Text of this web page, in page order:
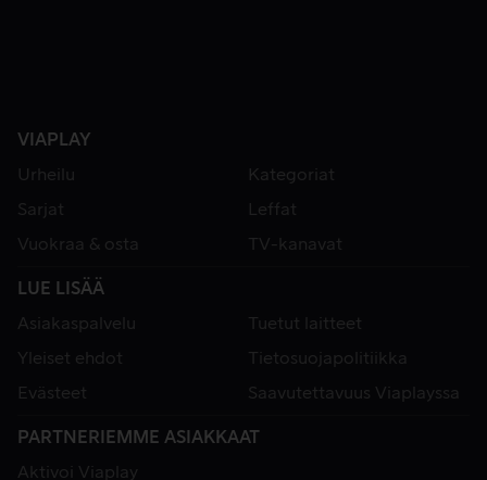
VIAPLAY
Urheilu
Kategoriat
Sarjat
Leffat
Vuokraa & osta
TV-kanavat
LUE LISÄÄ
Asiakaspalvelu
Tuetut laitteet
Yleiset ehdot
Tietosuojapolitiikka
Evästeet
Saavutettavuus Viaplayssa
PARTNERIEMME ASIAKKAAT
Aktivoi Viaplay